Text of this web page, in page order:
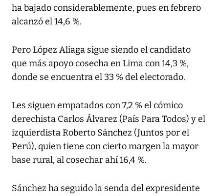
ha bajado considerablemente, pues en febrero
alcanzó el 14,6 %.
Pero López Aliaga sigue siendo el candidato
que más apoyo cosecha en Lima con 14,3 %,
donde se encuentra el 33 % del electorado.
Les siguen empatados con 7,2 % el cómico
derechista Carlos Álvarez (País Para Todos) y el
izquierdista Roberto Sánchez (Juntos por el
Perú), quien tiene con cierto margen la mayor
base rural, al cosechar ahí 16,4 %.
Sánchez ha seguido la senda del expresidente